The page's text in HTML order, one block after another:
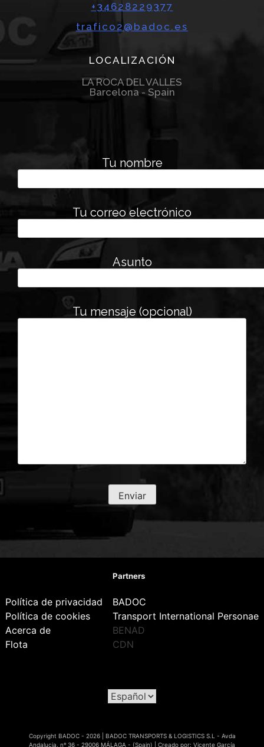
+34628229377
trafico2@badoc.es
LOCALIZACIÓN
LA ROCA DEL VALLES
Barcelona - Spain
Tu nombre
Tu correo electrónico
Asunto
Tu mensaje (opcional)
Política de privacidad
Política de cookies
Acerca de
Flota
Partners
BADOC
Transport International Personae
BENAD
CDN
Copyright BADOC - 2026
BADOC TRANSPORTS & LOGISTICS S.L - Avda
Andalucia, nº 36 - 29006 MÁLAGA - (Spain)
Creado por: Vicente García